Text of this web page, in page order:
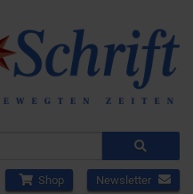
Shop Newsletter